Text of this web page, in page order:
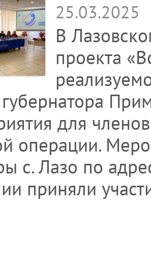
25.03.2025
В
проекта
губернатора
для
операции.
с. Лазо по
приняли